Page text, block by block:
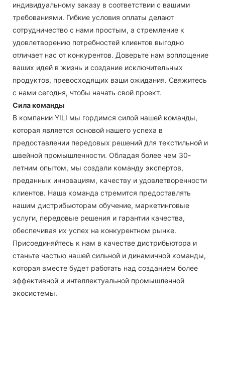
индивидуальному заказу в соответствии с вашими
требованиями. Гибкие условия оплаты делают
сотрудничество с нами простым, а стремление к
удовлетворению потребностей клиентов выгодно
отличает нас от конкурентов. Доверьте нам воплощение
ваших идей в жизнь и создание исключительных
продуктов, превосходящих ваши ожидания. Свяжитесь
с нами сегодня, чтобы начать свой проект.
Сила команды
В компании YILI мы гордимся силой нашей команды,
которая является основой нашего успеха в
предоставлении передовых решений для текстильной и
швейной промышленности. Обладая более чем 30-
летним опытом, мы создали команду экспертов,
преданных инновациям, качеству и удовлетворенности
клиентов. Наша команда стремится предоставлять
нашим дистрибьюторам обучение, маркетинговые
услуги, передовые решения и гарантии качества,
обеспечивая их успех на конкурентном рынке.
Присоединяйтесь к нам в качестве дистрибьютора и
станьте частью нашей сильной и динамичной команды,
которая вместе будет работать над созданием более
эффективной и интеллектуальной промышленной
экосистемы.